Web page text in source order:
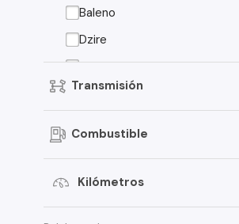
Baleno
Dzire
Celerio
Jimny
APV
Transmisión
Combustible
Kilómetros